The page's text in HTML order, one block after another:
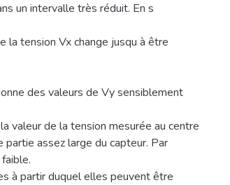
un intervalle très réduit. En s
la tension Vx change jusqu à être
des valeurs de Vy sensiblement
valeur de la tension mesurée au centre
assez large du capteur. Par
à partir duquel elles peuvent être